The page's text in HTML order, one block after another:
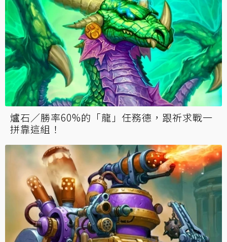
爐石／勝率60%的「龍」任務德，跟祈求戰一
拼靠這組！